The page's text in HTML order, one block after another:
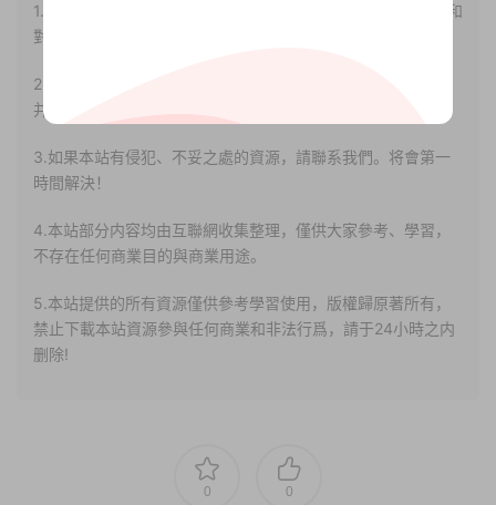
1.本站部分内容轉載自其它媒體，但并不代表本站贊同其觀點和
對其真實性負責。
2.若您需要商業運營或用于其他商業活動，請您購買正版授權
并合法使用。
3.如果本站有侵犯、不妥之處的資源，請聯系我們。将會第一
時間解決！
4.本站部分内容均由互聯網收集整理，僅供大家參考、學習，
不存在任何商業目的與商業用途。
5.本站提供的所有資源僅供參考學習使用，版權歸原著所有，
禁止下載本站資源參與任何商業和非法行爲，請于24小時之内
删除!
0 0